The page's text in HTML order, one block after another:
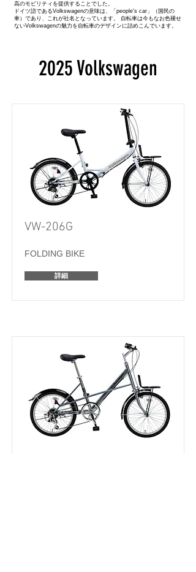
高のモビリティを提供することでした。
ドイツ語であるVolkswagenの意味は、「people's car」（国民の
車）であり、これが社名となっています。 自転車は今もなお色褪せ
ないVolkswagenの魅力を自転車のデザインに詰めこんでいます。
2025 Volkswagen
VW-206G
FOLDING BIKE
詳細